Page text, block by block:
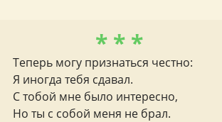
* * *
Теперь могу признаться честно:
Я иногда тебя сдавал.
С тобой мне было интересно,
Но ты с собой меня не брал.